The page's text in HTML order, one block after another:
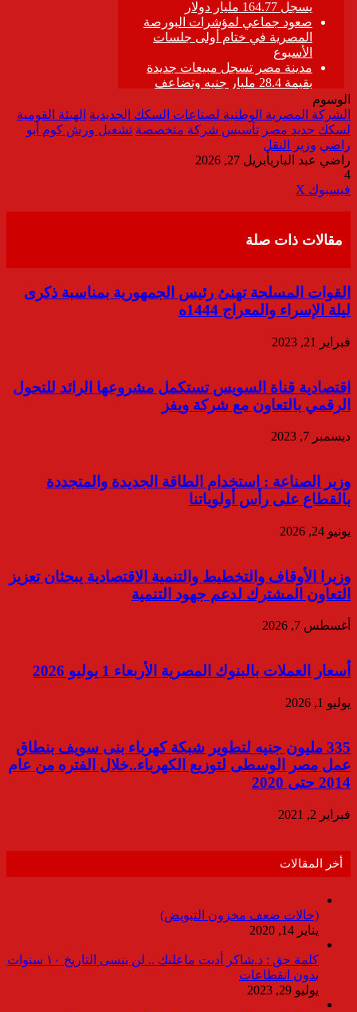
الوسوم
الشركة المصرية الوطنية لصناعات السكك الحديدية الهيئة القومية
لسكك حديد مصر تأسيس شركة متخصصة تشغيل ورش كوم أبو
راضي وزير النقل
راضي عبد الباريأبريل 27, 2026
4
فيسبوك ‫X
مقالات ذات صلة
القوات المسلحة تهنئ رئيس الجمهورية بمناسبة ذكرى
ليلة الإسراء والمعراج 1444ه
فبراير 21, 2023
اقتصادية قناة السويس تستكمل مشروعها الرائد للتحول
الرقمي بالتعاون مع شركة ويفز
ديسمبر 7, 2023
وزير الصناعة : استخدام الطاقة الجديدة والمتجددة
بالقطاع على رأس أولوياتنا
يونيو 24, 2026
وزيرا الأوقاف والتخطيط والتنمية الاقتصادية يبحثان تعزيز
التعاون المشترك لدعم جهود التنمية
أغسطس 7, 2026
أسعار العملات بالبنوك المصرية الأربعاء 1 يوليو 2026
يوليو 1, 2026
335 مليون جنيه لتطوير شبكة كهرباء بنى سويف بنطاق
عمل مصر الوسطى لتوزيع الكهرباء..خلال الفتره من عام
2014 حتى 2020
فبراير 2, 2021
أخر المقالات
(حالات ضعف مخزون التبويض)
يناير 14, 2020
كلمة حق : د.شاكر أديت ماعليك .. لن ينسى التاريخ ١٠ سنوات
بدون انقطاعات
يوليو 29, 2023